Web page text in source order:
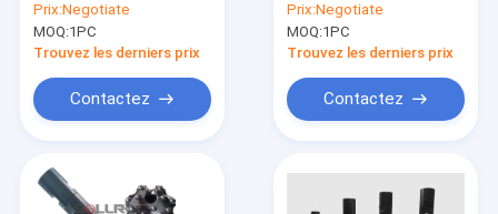
Produits
résistance à l'usure
pour la formation de
gravier
Prix:Negotiate
MOQ:1PC
Trouvez les derniers prix
Contactez
formation de gravier
complexe
Prix:Negotiate
MOQ:1PC
Trouvez les derniers prix
Contactez